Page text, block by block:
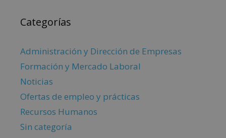
Categorías
Administración y Dirección de Empresas
Formación y Mercado Laboral
Noticias
Ofertas de empleo y prácticas
Recursos Humanos
Sin categoría